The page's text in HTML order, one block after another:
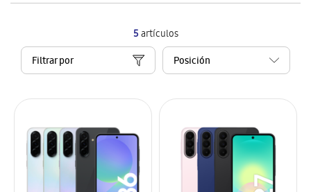
5artículos
Filtrar por